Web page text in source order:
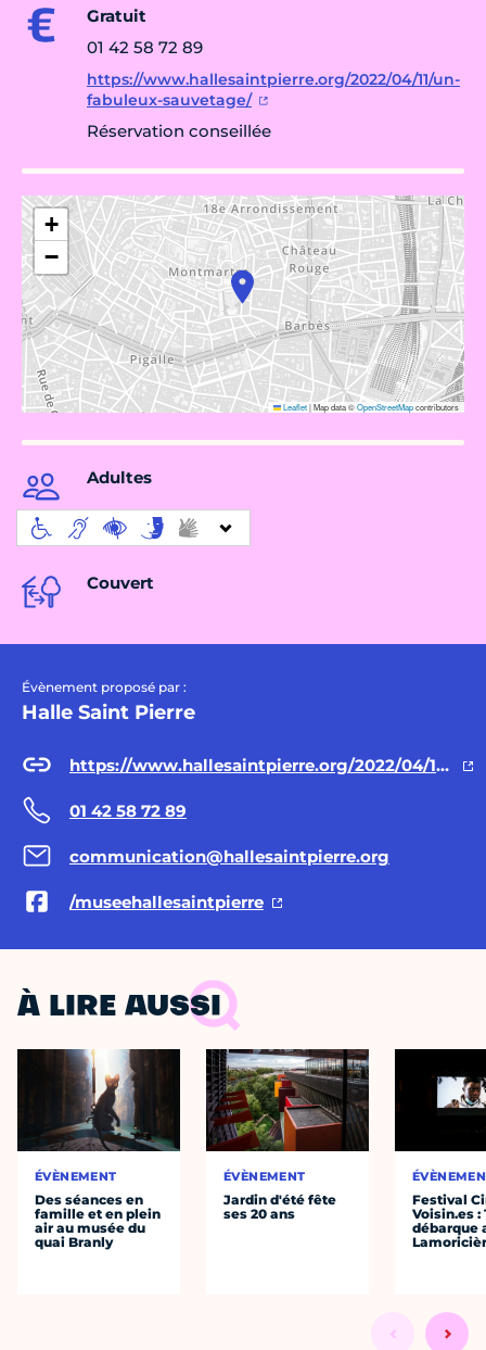
Gratuit
01 42 58 72 89
https://www.hallesaintpierre.org/2022/04/11/un-
fabuleux-sauvetage/
Réservation conseillée
+
−
Leaflet|Map data ©OpenStreetMapcontributors
Adultes
Couvert
Évènement proposé par :
Halle Saint Pierre
https://www.hallesaintpierre.org/2022/04/11/un-fabuleux-sauvetage/
01 42 58 72 89
communication@hallesaintpierre.org
/museehallesaintpierre
À LIRE AUSSI
ÉVÈNEMENT
Des séances en
famille et en plein
air au musée du
quai Branly
ÉVÈNEMENT
Jardin d'été fête
ses 20 ans
Festival
Voisin.es :
débarque